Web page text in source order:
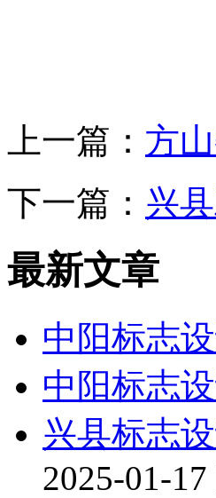
上一篇： 方
下一篇： 兴
最新文章
中阳标志
中阳标志
兴县标志
2025-01-17